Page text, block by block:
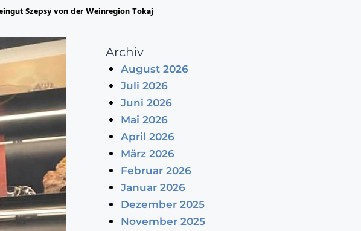
Szepsy von der Weinregion Tokaj
Archiv
August 2026
Juli 2026
Juni 2026
Mai 2026
April 2026
März 2026
Februar 2026
Januar 2026
Dezember 2025
November 2025